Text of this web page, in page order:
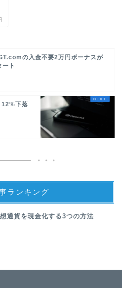
の入金不要2万円ボーナスが
ート
下落
ランキング
通貨を現金化する3つの方法